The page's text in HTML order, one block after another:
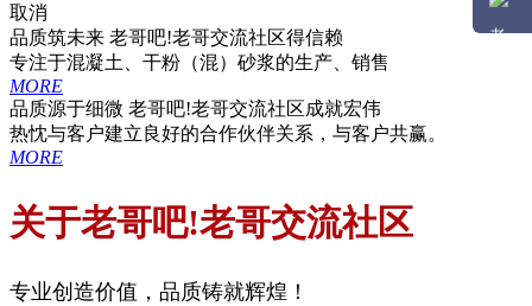
取消
品质筑未来 老哥吧!老哥交流社区得信赖
专注于混凝土、干粉（混）砂浆的生产、销售
MORE
品质源于细微 老哥吧!老哥交流社区成就宏伟
热忱与客户建立良好的合作伙伴关系，与客户共赢。
MORE
关于老哥吧!老哥交流社区
专业创造价值，品质铸就辉煌！